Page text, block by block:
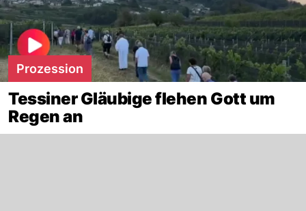
Prozession
Tessiner Gläubige flehen Gott um
Regen an